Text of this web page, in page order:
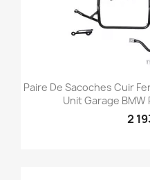
Paire De Sacoches Cuir
Unit Garage BMW
2